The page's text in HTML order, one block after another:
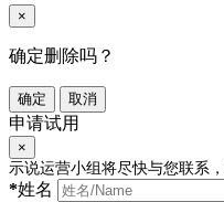
×
确定删除吗？
确定 取消
申请试用
×
示说运营小组将尽快与您联系
*姓名